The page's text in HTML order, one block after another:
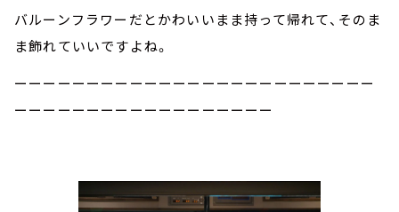
バルーンフラワーだとかわいいまま持って帰れて、そのま
ま飾れていいですよね。
ーーーーーーーーーーーーーーーーーーーーーーーーー
ーーーーーーーーーーーーーーーーーー